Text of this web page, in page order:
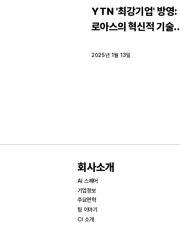
YTN '최강기업' 방영:
로아스의 혁신적 기술
2025년 1월 13일
회사소개
AI 스퀘어
기업정보
주요연혁
팀 이야기
CI 소개